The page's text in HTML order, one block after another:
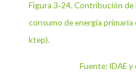
Figura 3‑24. Contribución de
consumo de energía
ktep).
Fuente: IDAE